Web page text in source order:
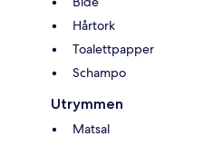
Hårtork
Toalettpapper
Schampo
Utrymmen
Matsal